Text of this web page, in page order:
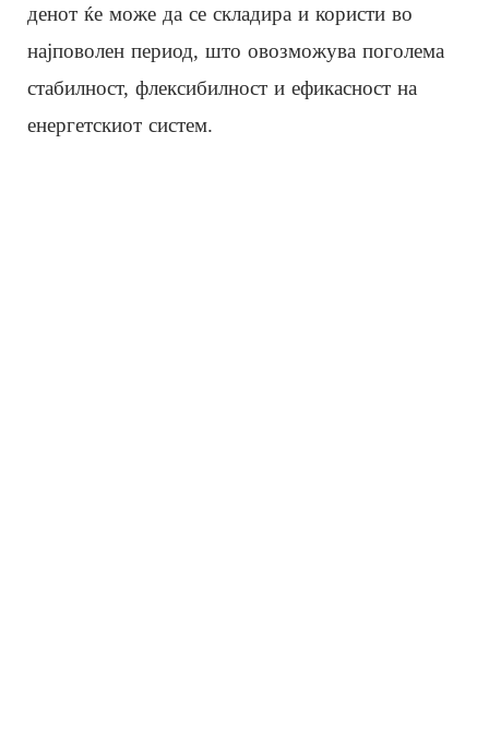
денот ќе може да се складира и користи во
најповолен период, што овозможува поголема
стабилност, флексибилност и ефикасност на
енергетскиот систем.